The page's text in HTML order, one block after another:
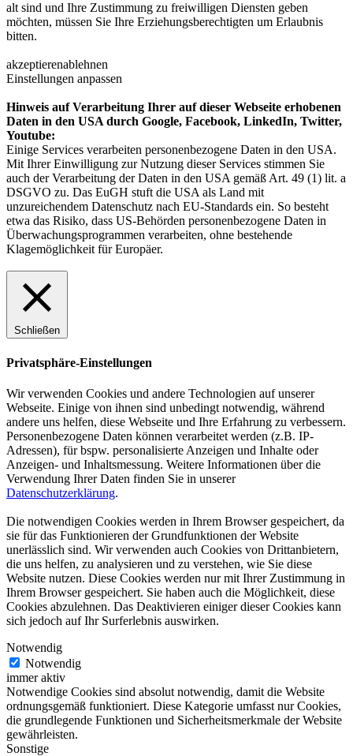
alt sind und Ihre Zustimmung zu freiwilligen Diensten geben
möchten, müssen Sie Ihre Erziehungsberechtigten um Erlaubnis
bitten.
akzeptierenablehnen
Einstellungen anpassen
Hinweis auf Verarbeitung Ihrer auf dieser Webseite erhobenen
Daten in den USA durch Google, Facebook, LinkedIn, Twitter,
Youtube:
Einige Services verarbeiten personenbezogene Daten in den USA.
Mit Ihrer Einwilligung zur Nutzung dieser Services stimmen Sie
auch der Verarbeitung der Daten in den USA gemäß Art. 49 (1) lit. a
DSGVO zu. Das EuGH stuft die USA als Land mit
unzureichendem Datenschutz nach EU-Standards ein. So besteht
etwa das Risiko, dass US-Behörden personenbezogene Daten in
Überwachungsprogrammen verarbeiten, ohne bestehende
Klagemöglichkeit für Europäer.
Schließen
Privatsphäre-Einstellungen
Wir verwenden Cookies und andere Technologien auf unserer
Webseite. Einige von ihnen sind unbedingt notwendig, während
andere uns helfen, diese Webseite und Ihre Erfahrung zu verbessern.
Personenbezogene Daten können verarbeitet werden (z.B. IP-
Adressen), für bspw. personalisierte Anzeigen und Inhalte oder
Anzeigen- und Inhaltsmessung. Weitere Informationen über die
Verwendung Ihrer Daten finden Sie in unserer
Datenschutzerklärung.
Die notwendigen Cookies werden in Ihrem Browser gespeichert, da
sie für das Funktionieren der Grundfunktionen der Website
unerlässlich sind. Wir verwenden auch Cookies von Drittanbietern,
die uns helfen, zu analysieren und zu verstehen, wie Sie diese
Website nutzen. Diese Cookies werden nur mit Ihrer Zustimmung in
Ihrem Browser gespeichert. Sie haben auch die Möglichkeit, diese
Cookies abzulehnen. Das Deaktivieren einiger dieser Cookies kann
sich jedoch auf Ihr Surferlebnis auswirken.
Notwendig
Notwendig
immer aktiv
Notwendige Cookies sind absolut notwendig, damit die Website
ordnungsgemäß funktioniert. Diese Kategorie umfasst nur Cookies,
die grundlegende Funktionen und Sicherheitsmerkmale der Website
gewährleisten.
Sonstige